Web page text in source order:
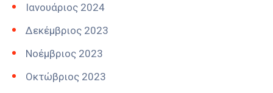
Ιανουάριος 2024
Δεκέμβριος 2023
Νοέμβριος 2023
Οκτώβριος 2023